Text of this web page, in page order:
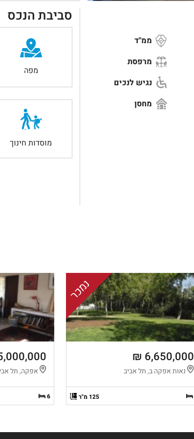
ממ"ד
מרפסת
נגיש לנכים
מחסן
סביבת הנכס
מפה
מוסדות חינוך
נמכר
6,650,000 ₪
נאות אפקה ב, תל אביב
125 מ"ר
₪
אפקה, תל
6